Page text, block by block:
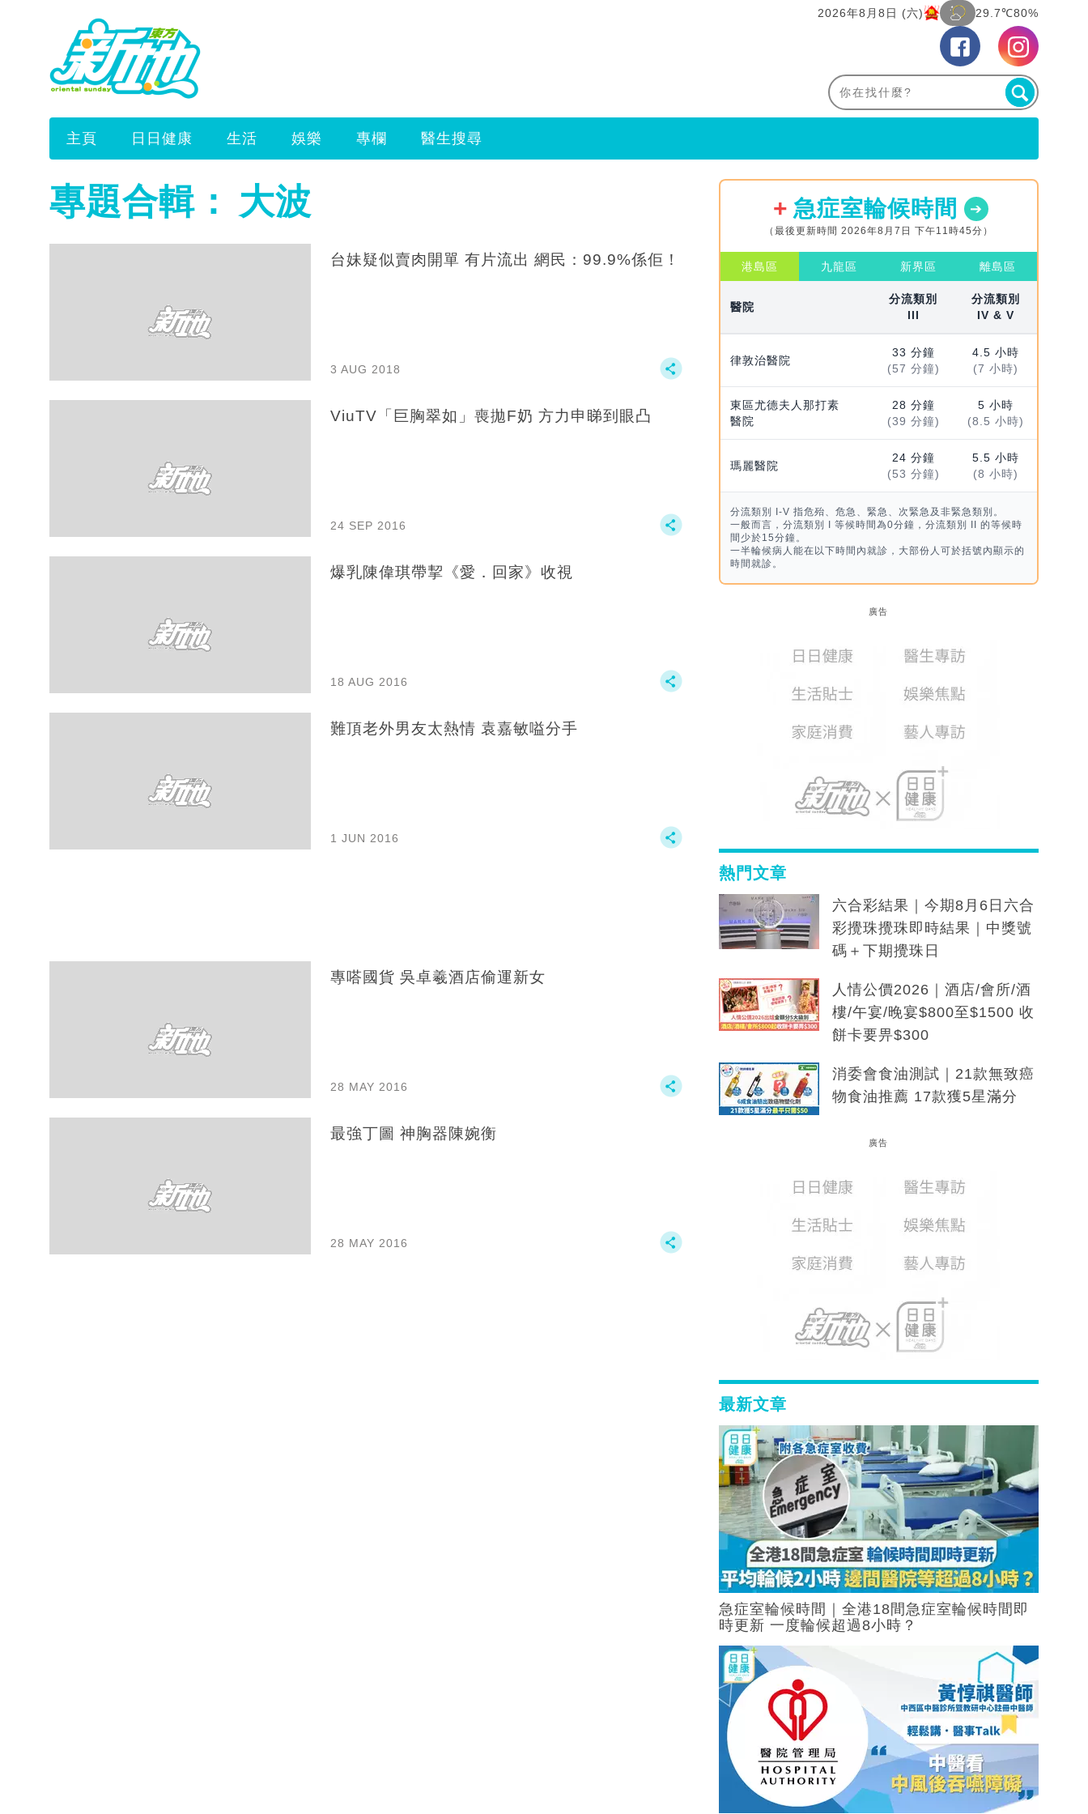
2026年8月8日 (六) 29.7℃80%
主頁 日日健康 生活 娛樂 專欄 醫生搜尋
專題合輯： 大波
台妹疑似賣肉開單 有片流出 網民：99.9%係佢！
3 AUG 2018
ViuTV「巨胸翠如」喪拋F奶 方力申睇到眼凸
24 SEP 2016
爆乳陳偉琪帶挈《愛．回家》收視
18 AUG 2016
難頂老外男友太熱情 袁嘉敏嗌分手
1 JUN 2016
專嗒國貨 吳卓羲酒店偷運新女
28 MAY 2016
最強丁圖 神胸器陳婉衡
28 MAY 2016
急症室輪候時間
（最後更新時間 2026年8月7日 下午11時45分）
港島區 九龍區 新界區 離島區
醫院
分流類別
III
分流類別
IV & V
律敦治醫院
33 分鐘
(57 分鐘)
4.5 小時
(7 小時)
東區尤德夫人那打素
醫院
28 分鐘
(39 分鐘)
5 小時
(8.5 小時)
瑪麗醫院
24 分鐘
(53 分鐘)
5.5 小時
(8 小時)
分流類別 I-V 指危殆、危急、緊急、次緊急及非緊急類別。
一般而言，分流類別 I 等候時間為0分鐘，分流類別 II 的等候時
間少於15分鐘。
一半輪候病人能在以下時間內就診，大部份人可於括號內顯示的
時間就診。
廣告
熱門文章
六合彩結果｜今期8月6日六合
彩攪珠攪珠即時結果｜中獎號
碼＋下期攪珠日
人情公價2026｜酒店/會所/酒
樓/午宴/晚宴$800至$1500 收
餅卡要畀$300
消委會食油測試｜21款無致癌
物食油推薦 17款獲5星滿分
廣告
最新文章
急症室輪候時間｜全港18間急症室輪候時間即
時更新 一度輪候超過8小時？